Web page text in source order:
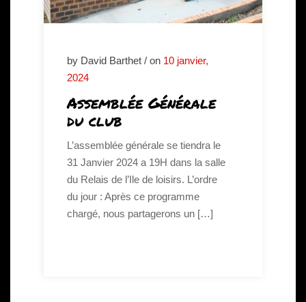
by David Barthet / on 10 janvier,
2024
Assemblée Générale
du club
L’assemblée générale se tiendra le
31 Janvier 2024 a 19H dans la salle
du Relais de l’Ile de loisirs. L’ordre
du jour : Après ce programme
chargé, nous partagerons un […]